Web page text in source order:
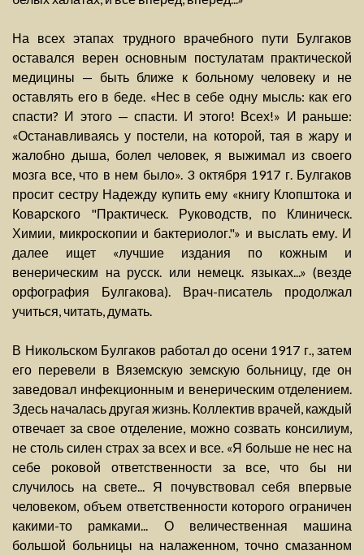
На всех этапах трудного врачебного пути Булгаков
оставался верен основным постулатам практической
медицины — быть ближе к больному человеку и не
оставлять его в беде. «Нес в себе одну мысль: как его
спасти? И этого — спасти. И этого! Всех!» И раньше:
«Останавливаясь у постели, на которой, тая в жару и
жалобно дыша, болел человек, я выжимал из своего
мозга все, что в нем было». 3 октября 1917 г. Булгаков
просит сестру Надежду купить ему «книгу Клопштока и
Коварского "Практическ. Руководств, по Клиническ.
Химии, микроскопии и бактериолог."» и выслать ему. И
далее ищет «лучшие издания по кожным и
венерическим на русск. или немецк. языках...» (везде
орфография Булгакова). Врач-писатель продолжал
учиться, читать, думать.
В Никольском Булгаков работал до осени 1917 г., затем
его перевели в Вяземскую земскую больницу, где он
заведовал инфекционным и венерическим отделением.
Здесь началась другая жизнь. Коллектив врачей, каждый
отвечает за свое отделение, можно созвать консилиум,
не столь силен страх за всех и все. «Я больше не нес на
себе роковой ответственности за все, что бы ни
случилось на свете... Я почувствовал себя впервые
человеком, объем ответственности которого ограничен
какими-то рамками... О величественная машина
большой больницы на налаженном, точно смазанном